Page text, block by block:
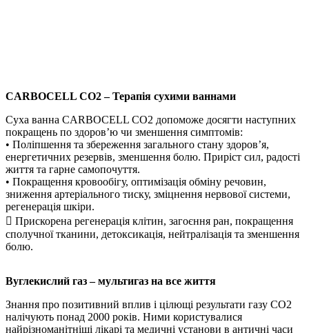
CARBOCELL CO2 – Терапія сухими ваннами
Суха ванна CARBOCELL CO2 допоможе досягти наступних
покращень по здоров’ю чи зменшення симптомів:
• Поліпшення та збереження загального стану здоров’я,
енергетичних резервів, зменшення болю. Приріст сил, радості
життя та гарне самопочуття.
• Покращення кровообігу, оптимізація обміну речовин,
зниження артеріального тиску, зміцнення нервової системи,
регенерація шкіри.
 Прискорена регенерація клітин, загоєння ран, покращення
сполучної тканини, детоксикація, нейтралізація та зменшення
болю.
Вуглекислий газ – мультигаз на все життя
Знання про позитивний вплив і цілющі результати газу CO2
налічують понад 2000 років. Ними користувалися
найрізноманітніші лікарі та медичні установи в античні часи